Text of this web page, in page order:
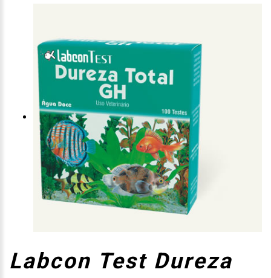
Labcon Test Dureza